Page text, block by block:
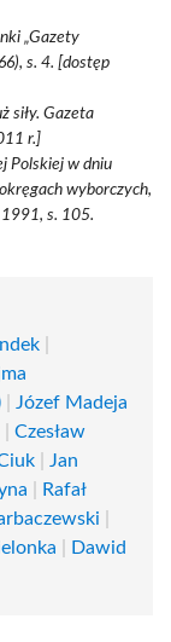
„Gazety
s. 4. [dostęp
siły. Gazeta
r.]
Polskiej w dniu
wyborczych,
s. 105.
Józef Madeja
Czesław
Jan
Rafał
Dawid